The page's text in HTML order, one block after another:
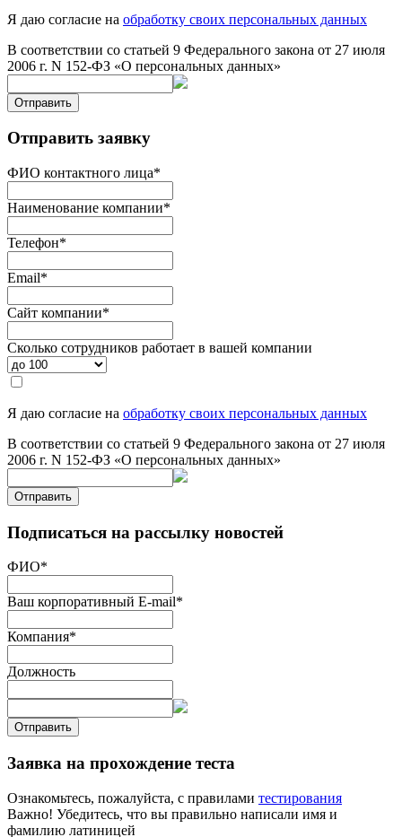
Я даю согласие на обработку своих персональных данных
В соответствии со статьей 9 Федерального закона от 27 июля
2006 г. N 152-ФЗ «О персональных данных»
Отправить
Отправить заявку
ФИО контактного лица*
Наименование компании*
Телефон*
Email*
Сайт компании*
Сколько сотрудников работает в вашей компании
Я даю согласие на обработку своих персональных данных
В соответствии со статьей 9 Федерального закона от 27 июля
2006 г. N 152-ФЗ «О персональных данных»
Отправить
Подписаться на рассылку новостей
ФИО*
Ваш корпоративный E-mail*
Компания*
Должность
Отправить
Заявка на прохождение теста
Ознакомьтесь, пожалуйста, с правилами тестирования
Важно! Убедитесь, что вы правильно написали имя и
фамилию латиницей